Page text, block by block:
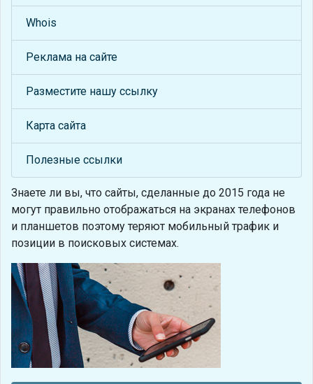
Whois
Реклама на сайте
Разместите нашу ссылку
Карта сайта
Полезные ссылки
Знаете ли вы, что сайты, сделанные до 2015 года не
могут правильно отображаться на экранах телефонов
и планшетов поэтому теряют мобильный трафик и
позиции в поисковых системах.